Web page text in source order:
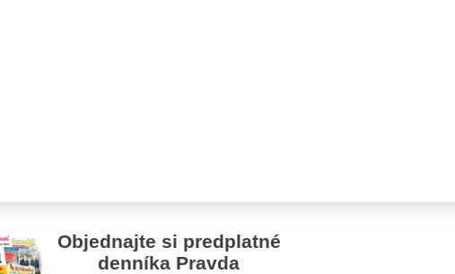
Objednajte si predplatné
denníka Pravda